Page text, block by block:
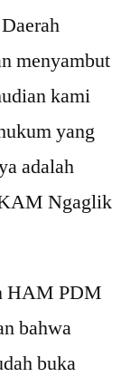
menyambut
kami
yang
adalah
Ngaglik
HAM PDM
bahwa
buka